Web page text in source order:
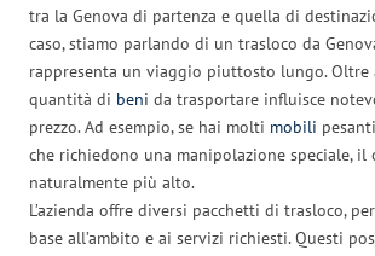
tra la Genova di partenza e quella di
caso, stiamo parlando di un trasloco da
rappresenta un viaggio piuttosto lungo. Oltre
quantità di beni da trasportare influisce
prezzo. Ad esempio, se hai molti mobili
che richiedono una manipolazione speciale, il
naturalmente più alto.
L’azienda offre diversi pacchetti di trasloco,
base all’ambito e ai servizi richiesti. Questi